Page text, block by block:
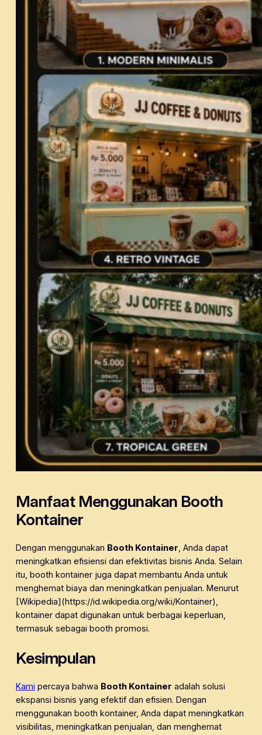
Manfaat Menggunakan Booth
Kontainer
Dengan menggunakan Booth Kontainer, Anda dapat
meningkatkan efisiensi dan efektivitas bisnis Anda. Selain
itu, booth kontainer juga dapat membantu Anda untuk
menghemat biaya dan meningkatkan penjualan. Menurut
[Wikipedia](https://id.wikipedia.org/wiki/Kontainer),
kontainer dapat digunakan untuk berbagai keperluan,
termasuk sebagai booth promosi.
Kesimpulan
Kami percaya bahwa Booth Kontainer adalah solusi
ekspansi bisnis yang efektif dan efisien. Dengan
menggunakan booth kontainer, Anda dapat meningkatkan
visibilitas, meningkatkan penjualan, dan menghemat